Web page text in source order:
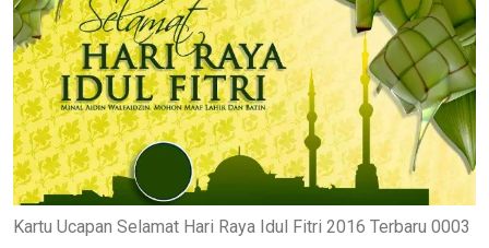
Kartu Ucapan Selamat Hari Raya Idul Fitri 2016 Terbaru 0003